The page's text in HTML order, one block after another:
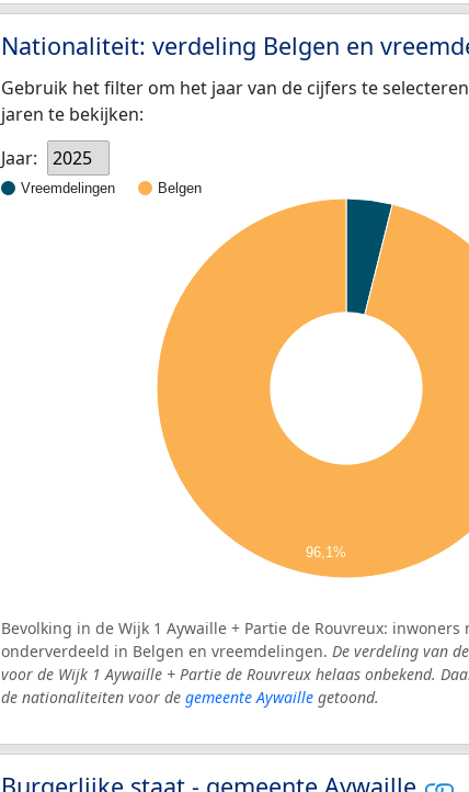
Nationaliteit: verdeling Belgen en
Gebruik het filter om het jaar van de cijfers te
jaren te bekijken:
Jaar:
2025
Vreemdelingen Belgen
96,1%
Bevolking in de Wijk 1 Aywaille + Partie de Rouvreux:
onderverdeeld in Belgen en vreemdelingen. De verdeling van
voor de Wijk 1 Aywaille + Partie de Rouvreux helaas onbekend.
de nationaliteiten voor de gemeente Aywaille getoond.
Burgerlijke staat - gemeente Aywaille